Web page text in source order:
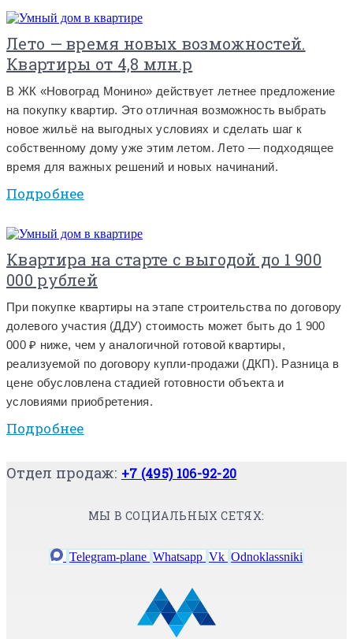
Лето — время новых возможностей.
Квартиры от 4,8 млн.р
В ЖК «Новоград Монино» действует летнее предложение
на покупку квартир. Это отличная возможность выбрать
новое жильё на выгодных условиях и сделать шаг к
собственному дому уже этим летом. Лето — подходящее
время для важных решений и новых начинаний.
Подробнее
Квартира на старте с выгодой до 1 900
000 рублей
При покупке квартиры на этапе строительства по договору
долевого участия (ДДУ) стоимость может быть до 1 900
000 ₽ ниже, чем у аналогичной готовой квартиры,
реализуемой по договору купли-продажи (ДКП). Разница в
цене обусловлена стадией готовности объекта и
условиями приобретения.
Подробнее
Отдел продаж: +7 (495) 106-92-20
МЫ В СОЦИАЛЬНЫХ СЕТЯХ:
Telegram-plane Whatsapp Vk Odnoklassniki